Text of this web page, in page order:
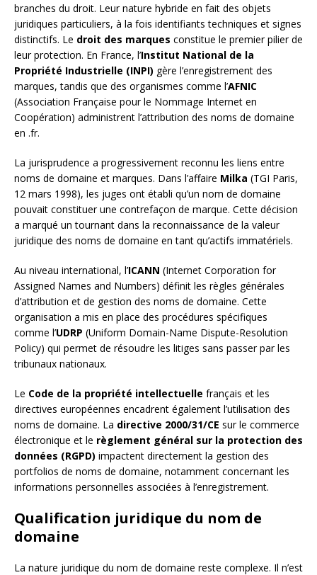
branches du droit. Leur nature hybride en fait des objets
juridiques particuliers, à la fois identifiants techniques et signes
distinctifs. Le droit des marques constitue le premier pilier de
leur protection. En France, l’Institut National de la
Propriété Industrielle (INPI) gère l’enregistrement des
marques, tandis que des organismes comme l’AFNIC
(Association Française pour le Nommage Internet en
Coopération) administrent l’attribution des noms de domaine
en .fr.
La jurisprudence a progressivement reconnu les liens entre
noms de domaine et marques. Dans l’affaire Milka (TGI Paris,
12 mars 1998), les juges ont établi qu’un nom de domaine
pouvait constituer une contrefaçon de marque. Cette décision
a marqué un tournant dans la reconnaissance de la valeur
juridique des noms de domaine en tant qu’actifs immatériels.
Au niveau international, l’ICANN (Internet Corporation for
Assigned Names and Numbers) définit les règles générales
d’attribution et de gestion des noms de domaine. Cette
organisation a mis en place des procédures spécifiques
comme l’UDRP (Uniform Domain-Name Dispute-Resolution
Policy) qui permet de résoudre les litiges sans passer par les
tribunaux nationaux.
Le Code de la propriété intellectuelle français et les
directives européennes encadrent également l’utilisation des
noms de domaine. La directive 2000/31/CE sur le commerce
électronique et le règlement général sur la protection des
données (RGPD) impactent directement la gestion des
portfolios de noms de domaine, notamment concernant les
informations personnelles associées à l’enregistrement.
Qualification juridique du nom de
domaine
La nature juridique du nom de domaine reste complexe. Il n’est